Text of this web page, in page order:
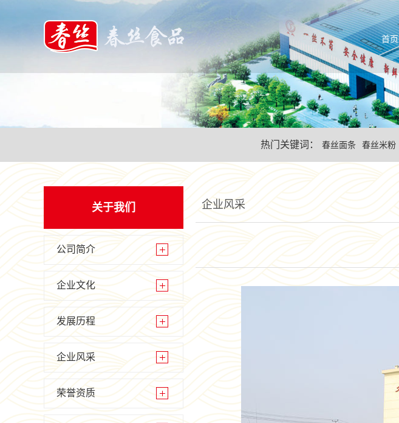
首页
热门关键词： 春丝面条 春丝米粉
关于我们
公司简介
企业文化
发展历程
企业风采
荣誉资质
企业风采